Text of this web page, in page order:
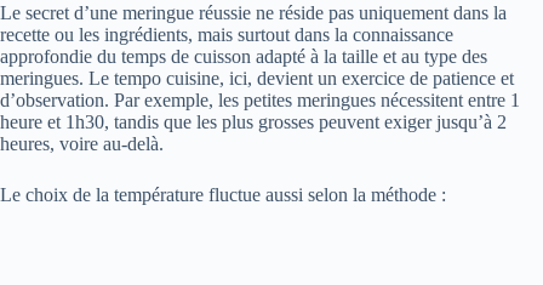
Le secret d’une meringue réussie ne réside pas uniquement dans la
recette ou les ingrédients, mais surtout dans la connaissance
approfondie du temps de cuisson adapté à la taille et au type des
meringues. Le tempo cuisine, ici, devient un exercice de patience et
d’observation. Par exemple, les petites meringues nécessitent entre 1
heure et 1h30, tandis que les plus grosses peuvent exiger jusqu’à 2
heures, voire au-delà.
Le choix de la température fluctue aussi selon la méthode :